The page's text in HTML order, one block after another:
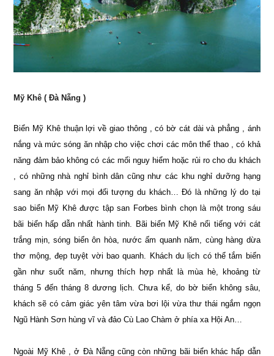
Mỹ Khê ( Đà Nẵng )
Biển Mỹ Khê thuận lợi về giao thông , có bờ cát dài và phẳng , ánh
nắng và mức sóng ăn nhập cho việc chơi các môn thể thao , có khả
năng đảm bảo không có các mối nguy hiểm hoặc rủi ro cho du khách
, có những nhà nghỉ bình dân cũng như các khu nghỉ dưỡng hạng
sang ăn nhập với mọi đối tượng du khách… Đó là những lý do tại
sao biển Mỹ Khê được tập san Forbes bình chọn là một trong sáu
bãi biển hấp dẫn nhất hành tinh. Bãi biển Mỹ Khê nổi tiếng với cát
trắng mịn, sóng biển ôn hòa, nước ấm quanh năm, cùng hàng dừa
thơ mộng, đẹp tuyệt vời bao quanh. Khách du lịch có thể tắm biển
gần như suốt năm, nhưng thích hợp nhất là mùa hè, khoảng từ
tháng 5 đến tháng 8 dương lịch. Chưa kể, do bờ biển không sâu,
khách sẽ có cảm giác yên tâm vừa bơi lội vừa thư thái ngắm ngọn
Ngũ Hành Sơn hùng vĩ và đảo Cù Lao Chàm ở phía xa Hội An…
Ngoài Mỹ Khê , ở Đà Nẵng cũng còn những bãi biển khác hấp dẫn